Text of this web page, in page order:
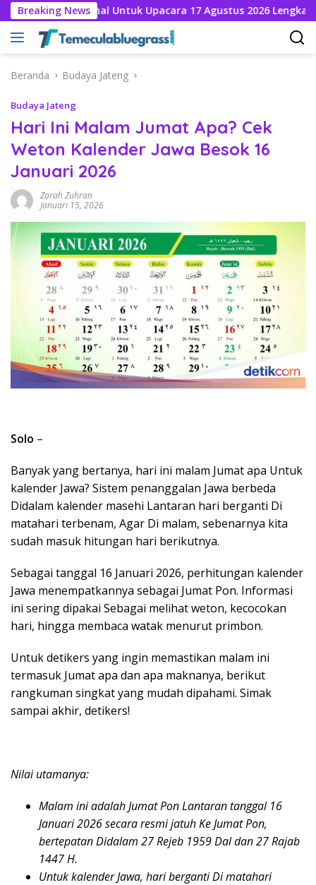
Langsung
ke
konten
Breaking News
Untuk Upacara 17 Agustus 2026 Lengkap Nama
Beranda Budaya Jateng
Budaya Jateng
Hari Ini Malam Jumat Apa? Cek
Weton Kalender Jawa Besok 16
Januari 2026
Zarah Zuhran
Januari 15, 2026
Solo –
Banyak yang bertanya, hari ini malam Jumat apa Untuk
kalender Jawa? Sistem penanggalan Jawa berbeda
Didalam kalender masehi Lantaran hari berganti Di
matahari terbenam, Agar Di malam, sebenarnya kita
sudah masuk hitungan hari berikutnya.
Sebagai tanggal 16 Januari 2026, perhitungan kalender
Jawa menempatkannya sebagai Jumat Pon. Informasi
ini sering dipakai Sebagai melihat weton, kecocokan
hari, hingga membaca watak menurut primbon.
Untuk detikers yang ingin memastikan malam ini
termasuk Jumat apa dan apa maknanya, berikut
rangkuman singkat yang mudah dipahami. Simak
sampai akhir, detikers!
Nilai utamanya:
Malam ini adalah Jumat Pon Lantaran tanggal 16
Januari 2026 secara resmi jatuh Ke Jumat Pon,
bertepatan Didalam 27 Rejeb 1959 Dal dan 27 Rajab
1447 H.
Untuk kalender Jawa, hari berganti Di matahari